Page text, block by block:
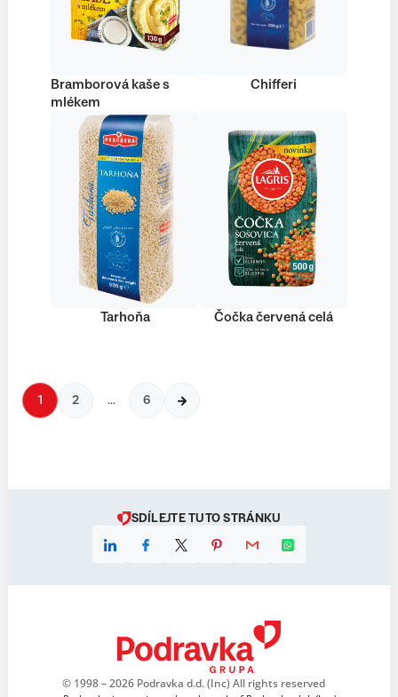
Bramborová kaše s
mlékem
Chifferi
Tarhoňa Čočka červená celá
1 2 … 6
SDÍLEJTE TUTO STRÁNKU
© 1998 – 2026 Podravka d.d. (Inc) All rights reserved